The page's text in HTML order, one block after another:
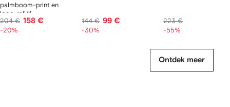
palmboom-print en
logo-reliëf
204 € 158 €
-20%
144 € 99 €
-30%
223 €
-55%
Ontdek meer